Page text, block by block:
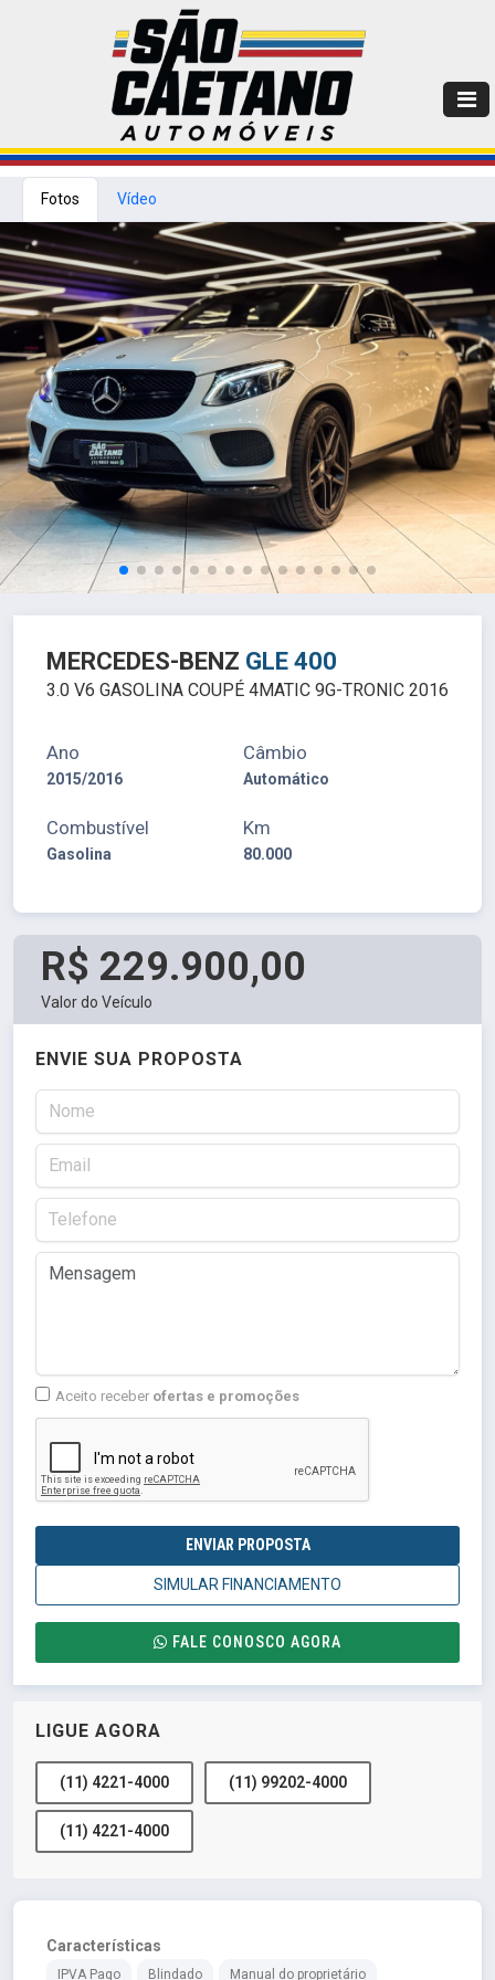
Fotos Vídeo
MERCEDES-BENZ GLE 400
3.0 V6 GASOLINA COUPÉ 4MATIC 9G-TRONIC 2016
Ano
2015/2016
Câmbio
Automático
Combustível
Gasolina
Km
80.000
R$ 229.900,00
Valor do Veículo
ENVIE SUA PROPOSTA
Aceito receber ofertas e promoções
ENVIAR PROPOSTA
SIMULAR FINANCIAMENTO
FALE CONOSCO AGORA
LIGUE AGORA
(11) 4221-4000 (11) 99202-4000
(11) 4221-4000
Características
IPVA Pago Blindado Manual do proprietário